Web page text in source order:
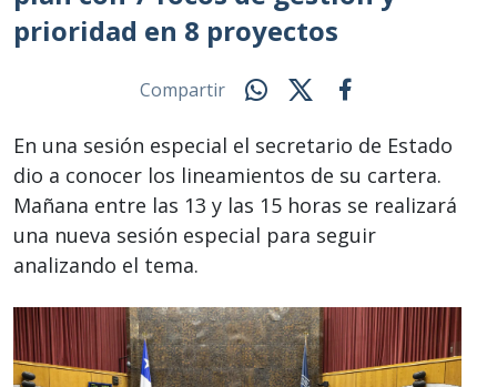
prioridad en 8 proyectos
Compartir
En una sesión especial el secretario de Estado
dio a conocer los lineamientos de su cartera.
Mañana entre las 13 y las 15 horas se realizará
una nueva sesión especial para seguir
analizando el tema.